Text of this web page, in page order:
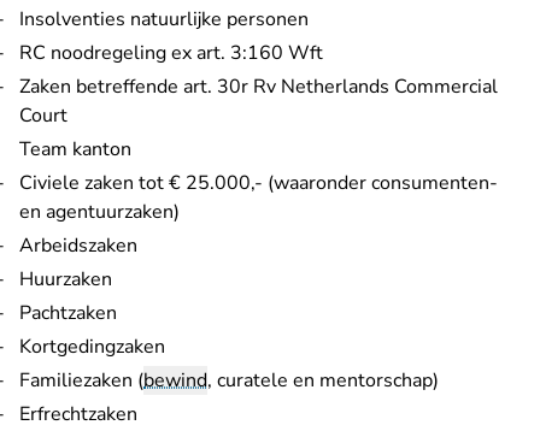
Insolventies natuurlijke personen
RC noodregeling ex art. 3:160 Wft
Zaken betreffende art. 30r Rv Netherlands Commercial
Court
Team kanton
Civiele zaken tot € 25.000,- (waaronder consumenten-
en agentuurzaken)
Arbeidszaken
Huurzaken
Pachtzaken
Kortgedingzaken
Familiezaken (bewind, curatele en mentorschap)
Erfrechtzaken